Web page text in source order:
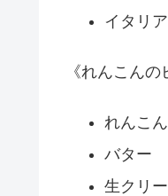
イタリ
《れんこんの
れんこ
バター
生クリ